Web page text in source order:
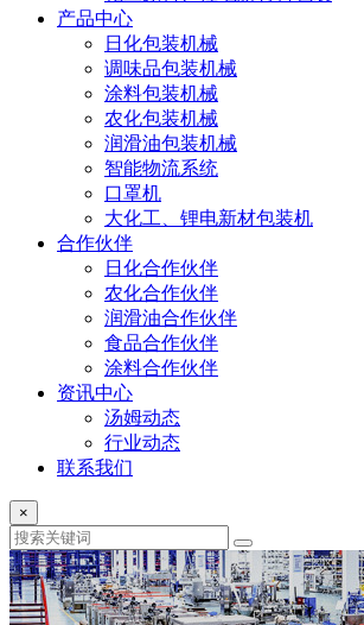
产品中心
日化包装机械
调味品包装机械
涂料包装机械
农化包装机械
润滑油包装机械
智能物流系统
口罩机
大化工、锂电新材包装机
合作伙伴
日化合作伙伴
农化合作伙伴
润滑油合作伙伴
食品合作伙伴
涂料合作伙伴
资讯中心
汤姆动态
行业动态
联系我们
×